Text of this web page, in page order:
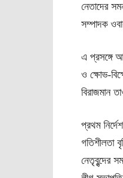
নেতাদের
সম্পাদক
এ প্রসঙ্গে
ও ক্ষোভ-
বিরাজমান
প্রথম
গতিশীলতা
নেতৃবৃন্দের